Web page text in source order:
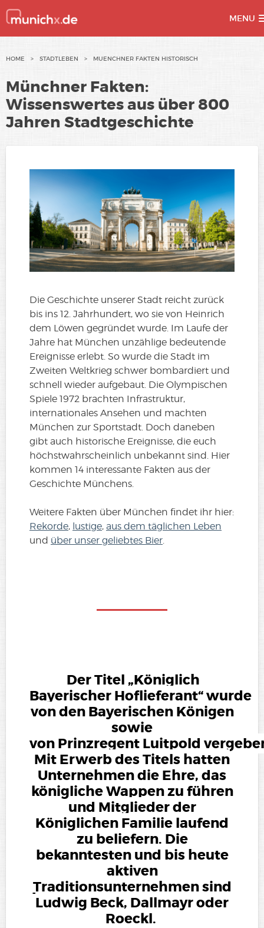
Skip
content
MENU
HOME > STADTLEBEN > MUENCHNER FAKTEN HISTORISCH
Münchner Fakten:
Wissenswertes aus über 800
Jahren Stadtgeschichte
Die Geschichte unserer Stadt reicht zurück
bis ins 12. Jahrhundert, wo sie von Heinrich
dem Löwen gegründet wurde. Im Laufe der
Jahre hat München unzählige bedeutende
Ereignisse erlebt. So wurde die Stadt im
Zweiten Weltkrieg schwer bombardiert und
schnell wieder aufgebaut. Die Olympischen
Spiele 1972 brachten Infrastruktur,
internationales Ansehen und machten
München zur Sportstadt. Doch daneben
gibt auch historische Ereignisse, die euch
höchstwahrscheinlich unbekannt sind. Hier
kommen 14 interessante Fakten aus der
Geschichte Münchens.
Weitere Fakten über München findet ihr hier:
Rekorde, lustige, aus dem täglichen Leben
und über unser geliebtes Bier
Der Titel „Königlich
Bayerischer Hoflieferant“ wurde
von den Bayerischen Königen
sowie
von Prinzregent Luitpold
Mit Erwerb des Titels hatten
Unternehmen die Ehre, das
königliche Wappen zu führen
und Mitglieder der
Königlichen Familie laufend
zu beliefern. Die
bekanntesten und bis heute
aktiven
Traditionsunternehmensind
Ludwig Beck, Dallmayr oder
Roeckl.